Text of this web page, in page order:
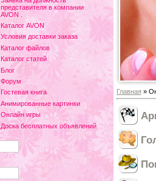
представителя в компании
AVON .
Каталог AVON
Условия доставки заказа
Каталог файлов
Каталог статей
Блог
Форум
Гостевая книга
Анимированные картинки
Онлайн игры
Доска бесплатных объявлений
Главная»